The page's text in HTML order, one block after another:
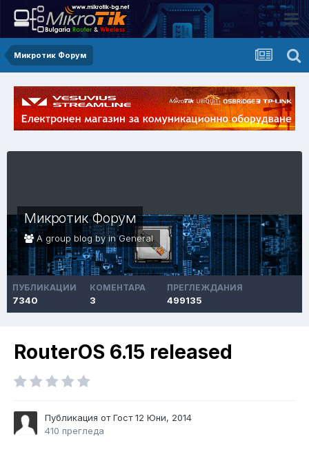
Микротик Форум
Микротик Форум
A group blog by inGeneral
ПУБЛИКАЦИИ
7340
КОМЕНТАРА
3
ПРЕГЛЕЖДАНИЯ
499135
RouterOS 6.15 released
Публикация от Гост12 Юни, 2014
410 прегледа